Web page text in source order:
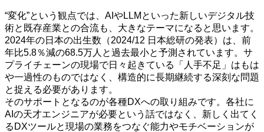
“変化”という観点では、AIやLLMといった新しいデジタル技
術と既存産業との合流も、大きなテーマになると思います。
2024年の日本の出生数（2024/12 日本総研の発表）は、前
年比5.8％減の68.5万人と過去最小と予測されています。サ
プライチェーンの現場で日々起きている「人手不足」はもは
や一過性のものではなく、構造的に長期継続する深刻な問題
と捉える必要があります。
そのサポートとなるのが各種DXへの取り組みです。各社に
AIの天才エンジニアが必要という話ではなく、新しく出てく
るDXツールと現場の業務をつなぐ能力やモチベーションが